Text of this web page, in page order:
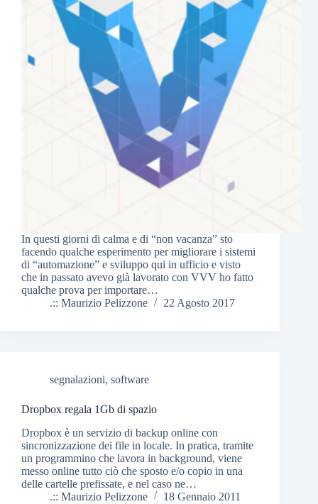
In questi giorni di calma e di “non vacanza” sto
facendo qualche esperimento per migliorare i sistemi
di “automazione” e sviluppo qui in ufficio e visto
che in passato avevo già lavorato con VVV ho fatto
qualche prova per importare…
.:: Maurizio Pelizzone
22 Agosto 2017
segnalazioni, software
Dropbox regala 1Gb di spazio
Dropbox è un servizio di backup online con
sincronizzazione dei file in locale. In pratica, tramite
un programmino che lavora in background, viene
messo online tutto ciò che sposto e/o copio in una
delle cartelle prefissate, e nel caso ne…
.:: Maurizio Pelizzone
18 Gennaio 2011